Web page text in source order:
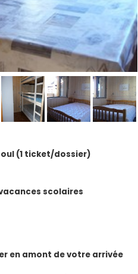
(1 ticket/dossier)
scolaires
en amont de votre arrivée